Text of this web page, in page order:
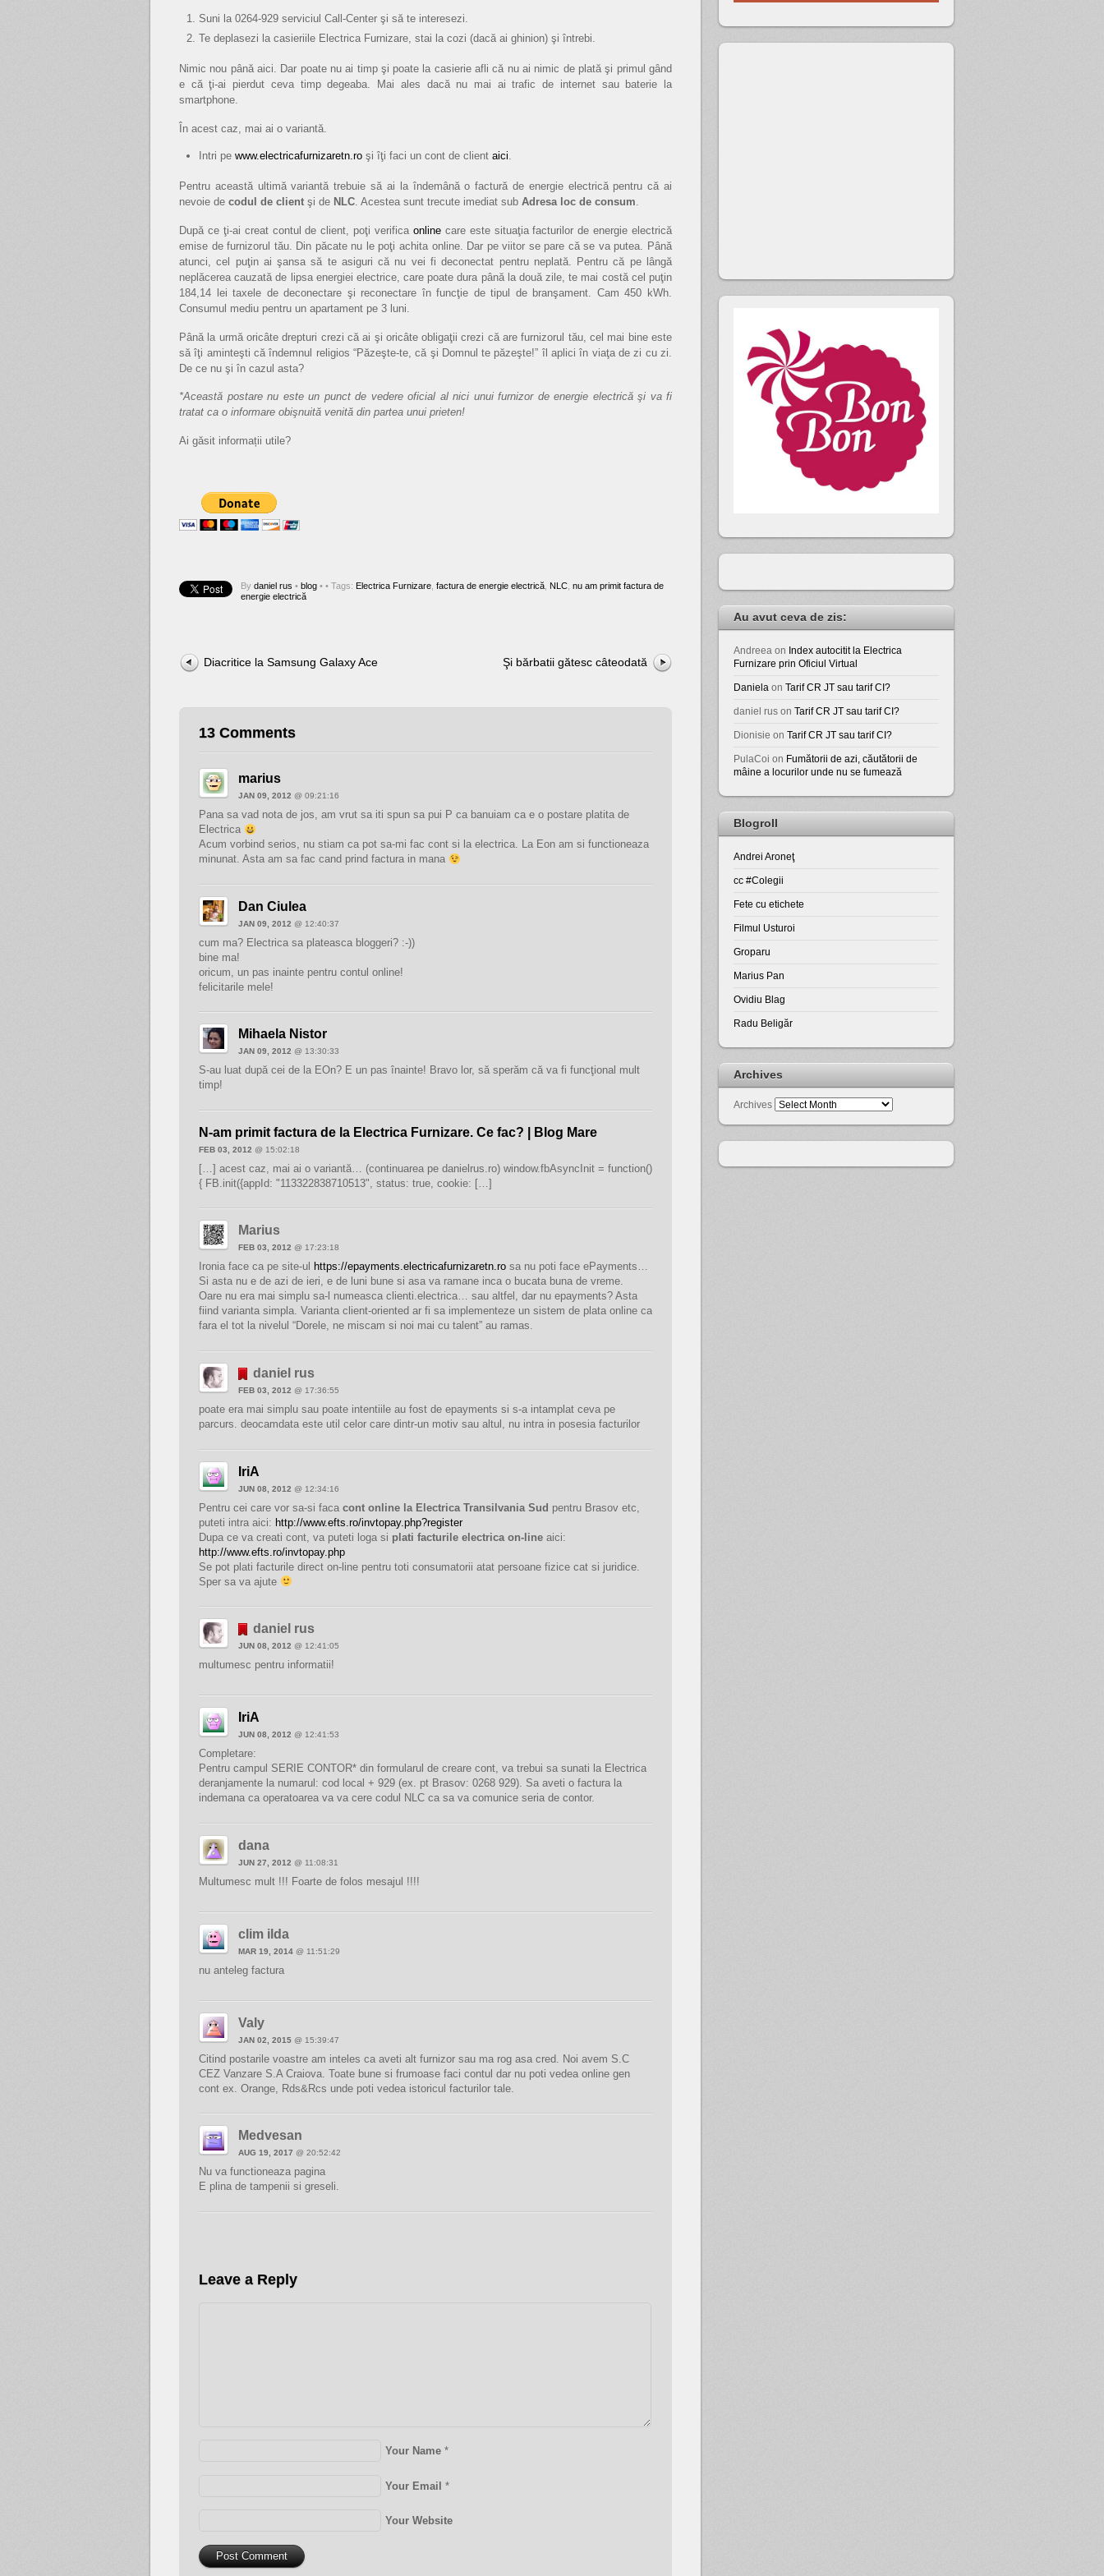
Suni la 0264-929 serviciul Call-Center şi să te interesezi.
Te deplasezi la casieriile Electrica Furnizare, stai la cozi (dacă ai ghinion) şi întrebi.
Nimic nou până aici. Dar poate nu ai timp şi poate la casierie afli că nu ai nimic de plată şi primul gând
e că ţi-ai pierdut ceva timp degeaba. Mai ales dacă nu mai ai trafic de internet sau baterie la
smartphone.
În acest caz, mai ai o variantă.
Intri pe www.electricafurnizaretn.ro şi îţi faci un cont de client aici.
Pentru această ultimă variantă trebuie să ai la îndemână o factură de energie electrică pentru că ai
nevoie de codul de client şi de NLC. Acestea sunt trecute imediat sub Adresa loc de consum.
După ce ţi-ai creat contul de client, poţi verifica onlinecare este situaţia facturilor de energie electrică
emise de furnizorul tău. Din păcate nu le poţi achita online. Dar pe viitor se pare că se va putea. Până
atunci, cel puţin ai şansa să te asiguri că nu vei fi deconectat pentru neplată. Pentru că pe lângă
neplăcerea cauzată de lipsa energiei electrice, care poate dura până la două zile, te mai costă cel puţin
184,14 lei taxele de deconectare şi reconectare în funcţie de tipul de branşament. Cam 450 kWh.
Consumul mediu pentru un apartament pe 3 luni.
Până la urmă oricâte drepturi crezi că ai şi oricâte obligaţii crezi că are furnizorul tău, cel mai bine este
să îţi aminteşti că îndemnul religios “Păzeşte-te, că şi Domnul te păzeşte!” îl aplici în viaţa de zi cu zi.
De ce nu şi în cazul asta?
*Această postare nu este un punct de vedere oficial al nici unui furnizor de energie electrică şi va fi
tratat ca o informare obişnuită venită din partea unui prieten!
Ai găsit informații utile?
By daniel rus • blog • • Tags: Electrica Furnizare factura de energie electrică NLC nu am primit factura de
energie electrică
Diacritice la Samsung Galaxy Ace Şi bărbatii gătesc câteodată
13 Comments
marius
JAN 09, 2012 @ 09:21:16
Pana sa vad nota de jos, am vrut sa iti spun sa pui P ca banuiam ca e o postare platita de
Electrica
Acum vorbind serios, nu stiam ca pot sa-mi fac cont si la electrica. La Eon am si functioneaza
minunat. Asta am sa fac cand prind factura in mana
Dan Ciulea
JAN 09, 2012 @ 12:40:37
cum ma? Electrica sa plateasca bloggeri? :-))
bine ma!
oricum, un pas inainte pentru contul online!
felicitarile mele!
Mihaela Nistor
JAN 09, 2012 @ 13:30:33
S-au luat după cei de la EOn? E un pas înainte! Bravo lor, să sperăm că va fi funcţional mult
timp!
N-am primit factura de la Electrica Furnizare. Ce fac? | Blog Mare
FEB 03, 2012 @ 15:02:18
[…] acest caz, mai ai o variantă… (continuarea pe danielrus.ro) window.fbAsyncInit = function()
{ FB.init({appId: "113322838710513", status: true, cookie: […]
Marius
FEB 03, 2012 @ 17:23:18
Ironia face ca pe site-ul https://epayments.electricafurnizaretn.ro sa nu poti face ePayments…
Si asta nu e de azi de ieri, e de luni bune si asa va ramane inca o bucata buna de vreme.
Oare nu era mai simplu sa-l numeasca clienti.electrica… sau altfel, dar nu epayments? Asta
fiind varianta simpla. Varianta client-oriented ar fi sa implementeze un sistem de plata online ca
fara el tot la nivelul “Dorele, ne miscam si noi mai cu talent” au ramas.
daniel rus
FEB 03, 2012 @ 17:36:55
poate era mai simplu sau poate intentiile au fost de epayments si s-a intamplat ceva pe
parcurs. deocamdata este util celor care dintr-un motiv sau altul, nu intra in posesia facturilor
IriA
JUN 08, 2012 @ 12:34:16
Pentru cei care vor sa-si faca cont online la Electrica Transilvania Sud pentru Brasov etc,
puteti intra aici: http://www.efts.ro/invtopay.php?register
Dupa ce va creati cont, va puteti loga si plati facturile electrica on-line aici:
http://www.efts.ro/invtopay.php
Se pot plati facturile direct on-line pentru toti consumatorii atat persoane fizice cat si juridice.
Sper sa va ajute
daniel rus
JUN 08, 2012 @ 12:41:05
multumesc pentru informatii!
IriA
JUN 08, 2012 @ 12:41:53
Completare:
Pentru campul SERIE CONTOR* din formularul de creare cont, va trebui sa sunati la Electrica
deranjamente la numarul: cod local + 929 (ex. pt Brasov: 0268 929). Sa aveti o factura la
indemana ca operatoarea va va cere codul NLC ca sa va comunice seria de contor.
dana
JUN 27, 2012 @ 11:08:31
Multumesc mult !!! Foarte de folos mesajul !!!!
clim ilda
MAR 19, 2014 @ 11:51:29
nu anteleg factura
Valy
JAN 02, 2015 @ 15:39:47
Citind postarile voastre am inteles ca aveti alt furnizor sau ma rog asa cred. Noi avem S.C
CEZ Vanzare S.A Craiova. Toate bune si frumoase faci contul dar nu poti vedea online gen
cont ex. Orange, Rds&Rcs unde poti vedea istoricul facturilor tale.
Medvesan
AUG 19, 2017 @ 20:52:42
Nu va functioneaza pagina
E plina de tampenii si greseli.
Leave a Reply
Your Name *
Your Email *
Your Website
Au avut ceva de zis:
Andreea on Index autocitit la Electrica
Furnizare prin Oficiul Virtual
Daniela on Tarif CR JT sau tarif CI?
daniel rus on Tarif CR JT sau tarif CI?
Dionisie on Tarif CR JT sau tarif CI?
PulaCoi on Fumătorii de azi, căutătorii de
mâine a locurilor unde nu se fumează
Blogroll
Andrei Aroneţ
cc #Colegii
Fete cu etichete
Filmul Usturoi
Groparu
Marius Pan
Ovidiu Blag
Radu Beligăr
Archives
Archives